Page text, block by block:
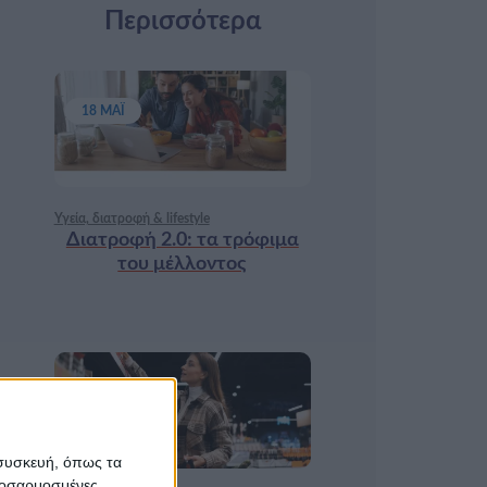
όπως τα
Περισσότερα
Υγεία, διατροφή & lifestyle
Διατροφή 2.0: τα τρόφιμα
του μέλλοντος
18 ΜΆΙ